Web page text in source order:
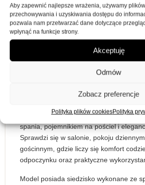
Aby zapewnić najlepsze wrażenia, używamy
przechowywania i uzyskiwania dostępu do
pozwala nam przetwarzać dane dotyczące
wpłynąć na funkcje strony.
Akceptuję
Odmów
Zobacz preferencje
Polityka plików cookiesPolityka
Brązowy
model
Informacje dodatkowe
Sofa Marysiato wygodna sofa
spania, pojemnikiem na pościel i
Sprawdzi się w salonie, pokoju
gościnnym, gdzie liczy się komfort
odpoczynku oraz praktyczne
Model posiada siedzisko wykonane ze